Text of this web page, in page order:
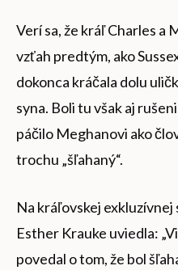
Verí sa, že kráľ Charles a
vzťah predtým, ako
dokonca kráčala dolu
syna. Boli tu však aj
páčilo Meghanovi ako
trochu „šľahaný“.
Na kráľovskej
Esther Krauke uviedla:
povedal o tom, že bol